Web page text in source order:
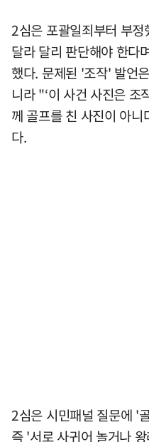
2심은 포괄일죄부터 부
달라 달리 판단해야 한다
했다. 문제된 '조작' 발언
니라 "‘이 사건 사진은
께 골프를 친 사진이 아
다.
2심은 시민패널 질문에 '
즉 '서로 사귀어 놀거나